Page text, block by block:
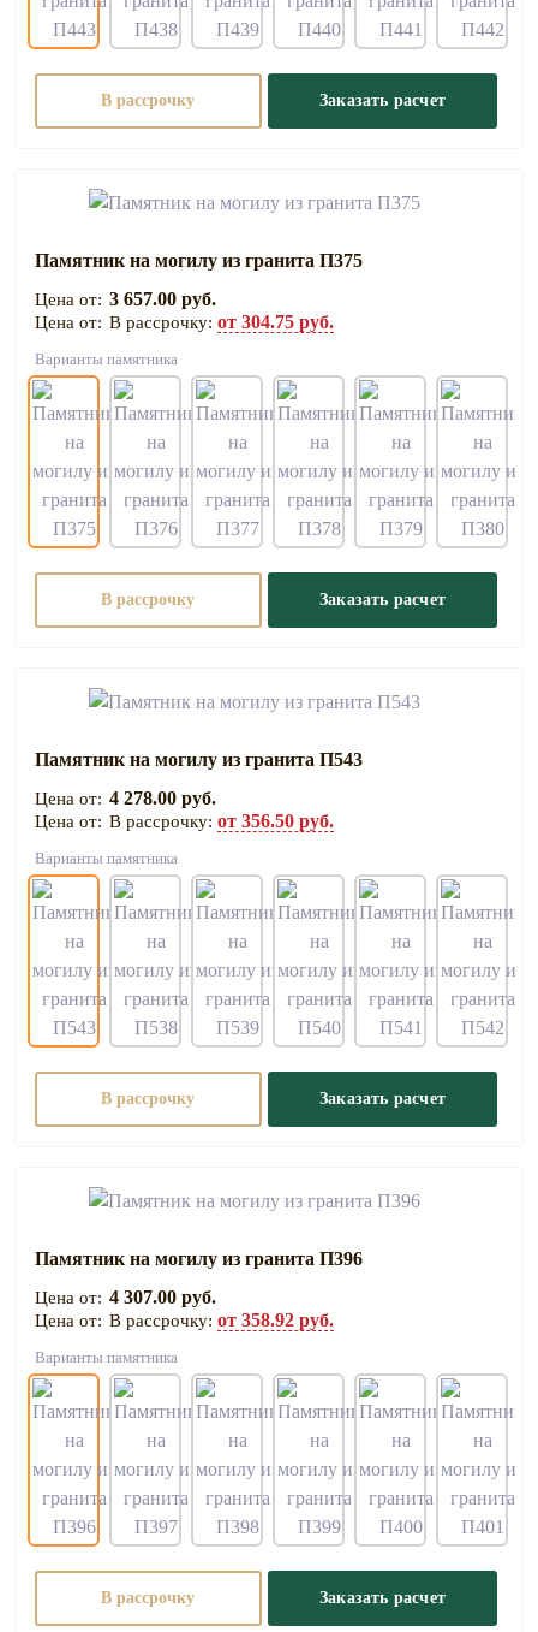
В рассрочку Заказать расчет
Памятник на могилу из гранита П375
3 657.00 руб.
В рассрочку: от 304.75 руб.
Варианты памятника
В рассрочку Заказать расчет
Памятник на могилу из гранита П543
4 278.00 руб.
В рассрочку: от 356.50 руб.
Варианты памятника
В рассрочку Заказать расчет
Памятник на могилу из гранита П396
4 307.00 руб.
В рассрочку: от 358.92 руб.
Варианты памятника
В рассрочку Заказать расчет